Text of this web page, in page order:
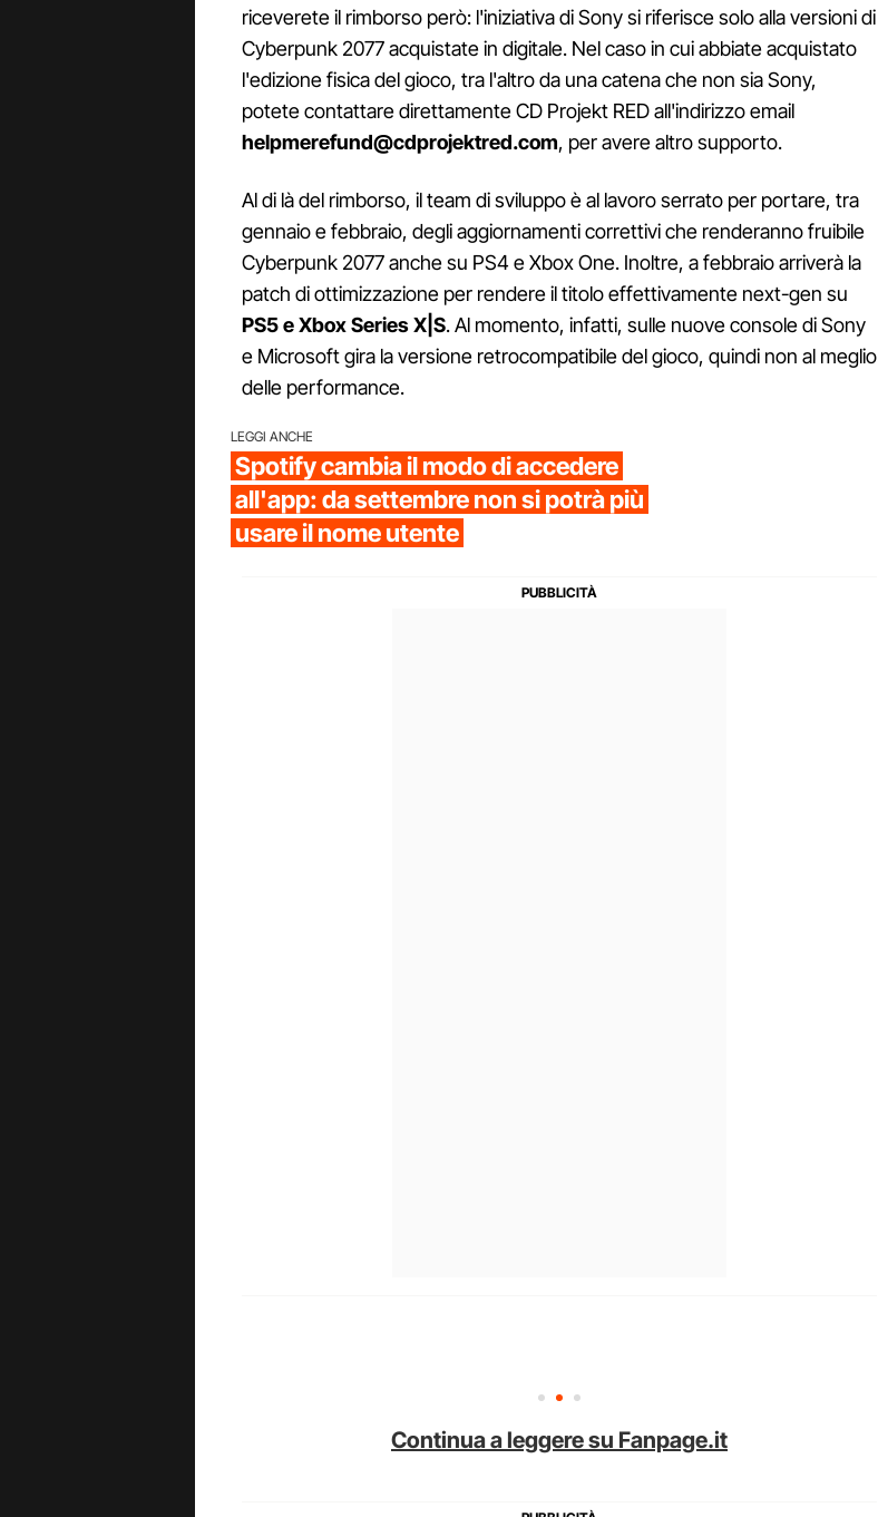
riceverete il rimborso però: l'iniziativa di Sony si riferisce solo alla versioni di
Cyberpunk 2077 acquistate in digitale. Nel caso in cui abbiate acquistato
l'edizione fisica del gioco, tra l'altro da una catena che non sia Sony,
potete contattare direttamente CD Projekt RED all'indirizzo email
helpmerefund@cdprojektred.com, per avere altro supporto.
Al di là del rimborso, il team di sviluppo è al lavoro serrato per portare, tra
gennaio e febbraio, degli aggiornamenti correttivi che renderanno fruibile
Cyberpunk 2077 anche su PS4 e Xbox One. Inoltre, a febbraio arriverà la
patch di ottimizzazione per rendere il titolo effettivamente next-gen su
PS5 e Xbox Series X|S. Al momento, infatti, sulle nuove console di Sony
e Microsoft gira la versione retrocompatibile del gioco, quindi non al meglio
delle performance.
LEGGI ANCHE
Spotify cambia il modo di accedere
all'app: da settembre non si potrà più
usare il nome utente
Continua a leggere su Fanpage.it